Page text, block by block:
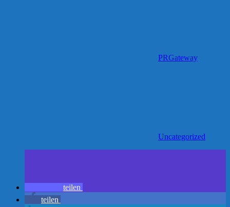
PRGateway
Uncategorized
teilen
teilen